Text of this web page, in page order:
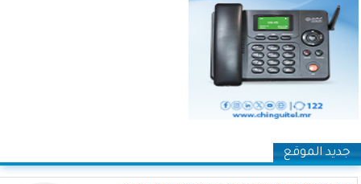
جديد الموقع